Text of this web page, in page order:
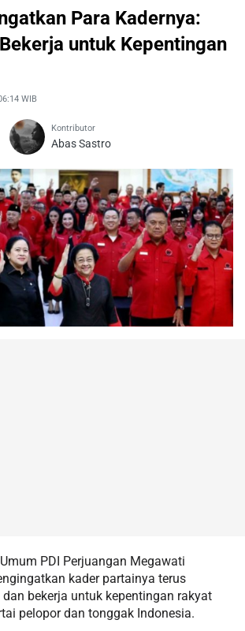
Para Kadernya:
untuk Kepentingan
WIB
Kontributor
Abas Sastro
PDI Perjuangan Megawati
kader partainya terus
bekerja untuk kepentingan rakyat
pelopor dan tonggak Indonesia.